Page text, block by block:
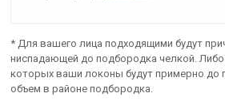
* Для вашего лица подходящими будут
ниспадающей до подбородка челкой. Либо
которых ваши локоны будут примерно до
объем в районе подбородка.